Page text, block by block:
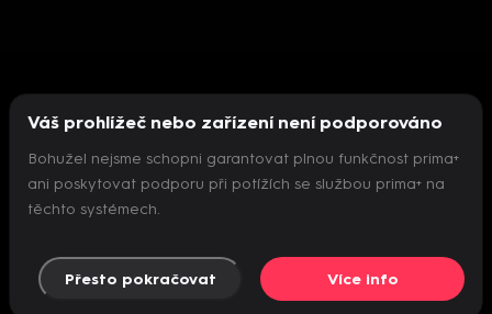
Nepodařilo se inicializovat přehrávač
Váš prohlížeč nebo zařízení není podporováno
Bohužel nejsme schopni garantovat plnou funkčnost prima+
ani poskytovat podporu při potížích se službou prima+ na
těchto systémech.
Přesto pokračovat Více info